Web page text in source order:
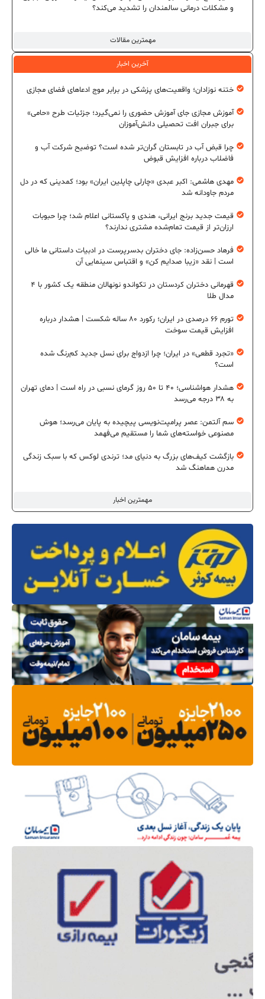
مهمترین مقالات
و مشکلات درمانی سالمندان را تشدید می‌کند؟
آخرین اخبار
مهمترین اخبار
ختنه نوزادان؛ واقعیت‌های پزشکی در برابر موج ادعاهای فضای مجازی
آموزش مجازی جای آموزش حضوری را نمی‌گیرد؛ جزئیات طرح «حامی»
برای جبران افت تحصیلی دانش‌آموزان
چرا قبض آب در تابستان گران‌تر شده است؟ توضیح شرکت آب و
فاضلاب درباره افزایش قبوض
مهدی هاشمی: اکبر عبدی «چارلی چاپلین ایران» بود؛ کمدینی که در دل
مردم جاودانه شد
قیمت جدید برنج ایرانی، هندی و پاکستانی اعلام شد؛ چرا حبوبات
ارزان‌تر از قیمت تمام‌شده مشتری ندارند؟
فرهاد حسن‌زاده: جای دختران بدسرپرست در ادبیات داستانی ما خالی
است | نقد «زیبا صدایم کن» و اقتباس سینمایی آن
قهرمانی دختران کردستان در تکواندو نونهالان منطقه یک کشور با ۴
مدال طلا
تورم ۶۶ درصدی در ایران؛ رکورد ۸۰ ساله شکست | هشدار درباره
افزایش قیمت سوخت
«تجرد قطعی» در ایران؛ چرا ازدواج برای نسل جدید کم‌رنگ شده
است؟
هشدار هواشناسی؛ ۴۰ تا ۵۰ روز گرمای نسبی در راه است | دمای تهران
به ۳۸ درجه می‌رسد
سم آلتمن: عصر پرامپت‌نویسی پیچیده به پایان می‌رسد؛ هوش
مصنوعی خواسته‌های شما را مستقیم می‌فهمد
بازگشت کیف‌های بزرگ به دنیای مد؛ ترندی لوکس که با سبک زندگی
مدرن هماهنگ شد